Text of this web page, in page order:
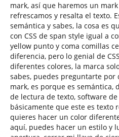
mark, así que haremos un
refrescamos y resalta el texto.
semántica y sabes, la cosa es
con CSS de span style igual a
yellow punto y coma comillas
diferencia, pero lo genial de
diferentes colores, la marca
sabes, puedes preguntarte por
mark, es porque es semántica,
de lectura de texto, software
básicamente que este es texto
quieres hacer un color
aquí, puedes hacer un estilo y